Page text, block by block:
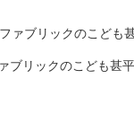
ブリックのこども甚